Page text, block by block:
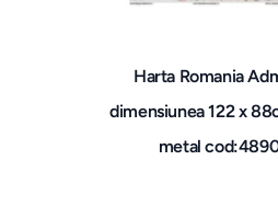
Harta Romania
dimensiunea 122 x
metal